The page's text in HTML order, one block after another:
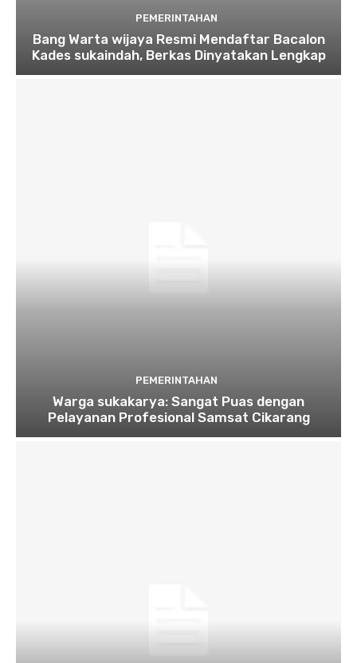
PEMERINTAHAN
Bang Warta wijaya Resmi Mendaftar Bacalon
Kades sukaindah, Berkas Dinyatakan Lengkap
PEMERINTAHAN
Warga sukakarya: Sangat Puas dengan
Pelayanan Profesional Samsat Cikarang